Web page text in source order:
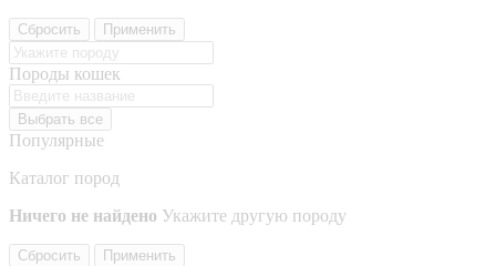
Сбросить Применить
Породы кошек
Выбрать все
Популярные
Каталог пород
Ничего не найдено Укажите другую породу
Сбросить Применить